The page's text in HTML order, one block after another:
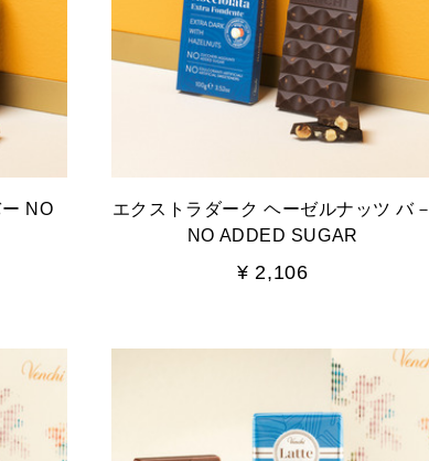
NO
エクストラダーク ヘーゼルナッツ バ－
NO ADDED SUGAR
¥ 2,106